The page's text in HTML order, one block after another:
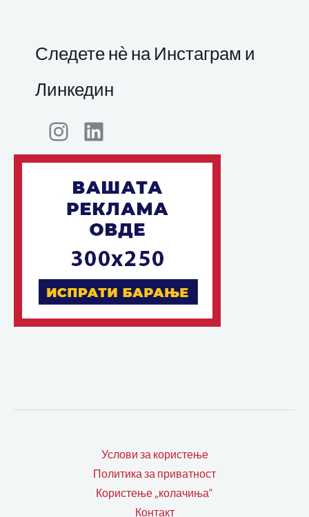
Следете нѐ на Инстаграм и
Линкедин
Услови за користење
Политика за приватност
Користење „колачиња“
Контакт